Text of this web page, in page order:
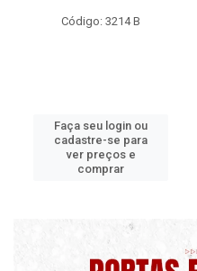
Código: 2600
Faça seu login ou
cadastre-se para
ver preços e
comprar